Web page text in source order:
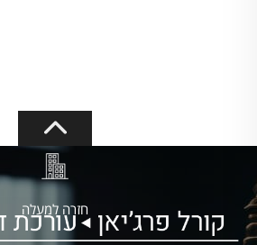
חזרה למעלה